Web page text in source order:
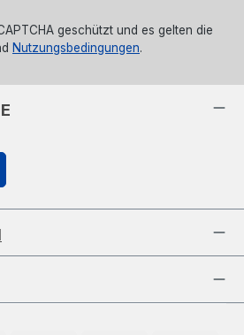
geschützt und es gelten die
Nutzungsbedingungen.